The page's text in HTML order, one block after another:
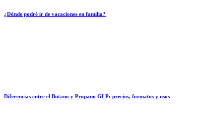
¿Dónde podré ir de vacaciones en familia?
Diferencias entre el Butano y Propano GLP: precios, formatos y usos